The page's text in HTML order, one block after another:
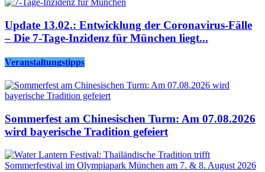
Update 13.02.: Entwicklung der Coronavirus-Fälle
– Die 7-Tage-Inzidenz für München liegt...
Veranstaltungstipps
Sommerfest am Chinesischen Turm: Am 07.08.2026
wird bayerische Tradition gefeiert